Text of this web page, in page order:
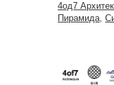
4од7
Пирамида,